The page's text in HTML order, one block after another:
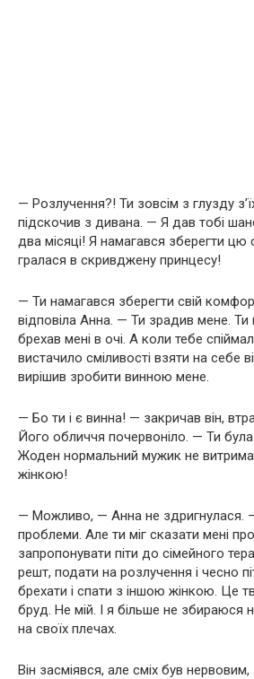
— Розлучення?! Ти зовсім з глузду
підскочив з дивана. — Я дав тобі
два місяці! Я намагався зберегти цю
гралася в скривджену принцесу!
— Ти намагався зберегти свій
відповіла Анна. — Ти зрадив мене. Ти
брехав мені в очі. А коли тебе
вистачило сміливості взяти на себе
вирішив зробити винною мене.
— Бо ти і є винна! — закричав він,
Його обличчя почервоніло. — Ти
Жоден нормальний мужик не
жінкою!
— Можливо, — Анна не здригнулася.
проблеми. Але ти міг сказати мені
запропонувати піти до сімейного
решт, подати на розлучення і чесно
брехати і спати з іншою жінкою. Це
бруд. Не мій. І я більше не збираюся
на своїх плечах.
Він засміявся, але сміх був